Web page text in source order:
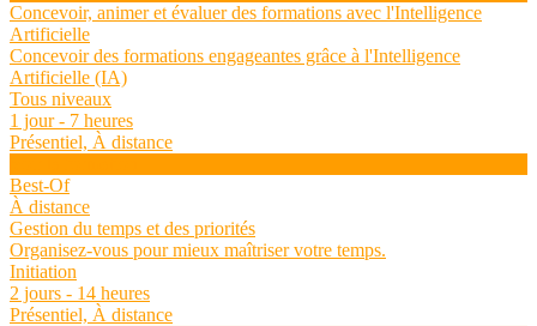
Concevoir, animer et évaluer des formations avec l'Intelligence
Artificielle
Concevoir des formations engageantes grâce à l'Intelligence
Artificielle (IA)
Tous niveaux
1 jour - 7 heures
Présentiel, À distance
Best-Of
À distance
Gestion du temps et des priorités
Organisez-vous pour mieux maîtriser votre temps.
Initiation
2 jours - 14 heures
Présentiel, À distance